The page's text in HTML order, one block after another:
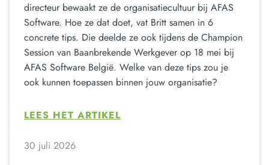
directeur bewaakt ze de organisatiecultuur bij AFAS
Software. Hoe ze dat doet, vat Britt samen in 6
concrete tips. Die deelde ze ook tijdens de Champion
Session van Baanbrekende Werkgever op 18 mei bij
AFAS Software België. Welke van deze tips zou je
ook kunnen toepassen binnen jouw organisatie?
LEES HET ARTIKEL
30 juli 2026